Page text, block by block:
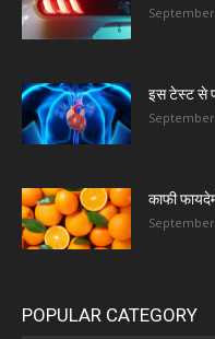
September
इस टेस्ट से
September
काफी
September
POPULAR CATEGORY